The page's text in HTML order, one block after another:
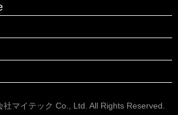
マイテック Co., Ltd. All Rights Reserved.